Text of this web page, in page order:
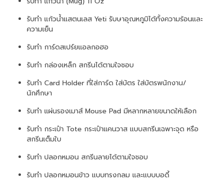
รับทำ แก้วน้ำแสตนเลส Yeti รับษาอุณหภูมิได้ทั้งความร้อนและ
ความเย็น
รับทำ การ์ดสเปร์ยแอลกอฮอ
รับทำ กล่องเหล็ก สกรีนได้ตามใจชอบ
รับทำ Card Holder ที่ใส่การ์ด ใส่บัตร ใส่บัตรพนักงาน/
นักศึกษา
รับทำ แผ่นรองเมาส์ Mouse Pad มีหลากหลายขนาดให้เลือก
รับทำ กระเป๋า Tote กระเป๋าแคนวาส แบบสกรีนเฉพาะจุด หรือ
สกรีนเต็มใบ
รับทำ ปลอกหมอน สกรีนลายได้ตามใจชอบ
รับทำ ปลอกหมอนข้าว แบบทรงกลม และแบบบอดี้